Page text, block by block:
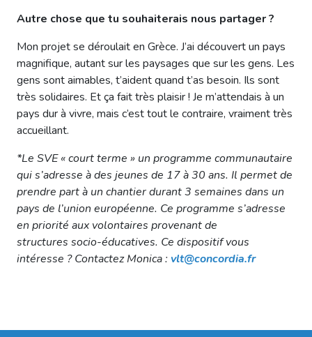
Autre chose que tu souhaiterais nous partager ?
Mon projet se déroulait en Grèce. J’ai découvert un pays
magnifique, autant sur les paysages que sur les gens. Les
gens sont aimables, t’aident quand t’as besoin. Ils sont
très solidaires. Et ça fait très plaisir ! Je m’attendais à un
pays dur à vivre, mais c’est tout le contraire, vraiment très
accueillant.
*Le SVE « court terme » un programme communautaire
qui s’adresse à des jeunes de 17 à 30 ans. Il permet de
prendre part à un chantier durant 3 semaines dans un
pays de l’union européenne. Ce programme s’adresse
en priorité aux volontaires provenant de
structures socio-éducatives. Ce dispositif vous
intéresse ? Contactez Monica : vlt@concordia.fr